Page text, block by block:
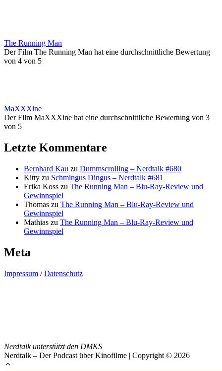
The Running Man
Der Film The Running Man hat eine durchschnittliche Bewertung
von 4 von 5
MaXXXine
Der Film MaXXXine hat eine durchschnittliche Bewertung von 3
von 5
Letzte Kommentare
Bernhard Kau zu Dummscrolling – Nerdtalk #680
Kitty zu Schmingus Dingus – Nerdtalk #681
Erika Koss zu The Running Man – Blu-Ray-Review und
Gewinnspiel
Thomas zu The Running Man – Blu-Ray-Review und
Gewinnspiel
Mathias zu The Running Man – Blu-Ray-Review und
Gewinnspiel
Meta
Impressum /Datenschutz
Nerdtalk unterstützt den DMKS
Nerdtalk – Der Podcast über Kinofilme | Copyright © 2026